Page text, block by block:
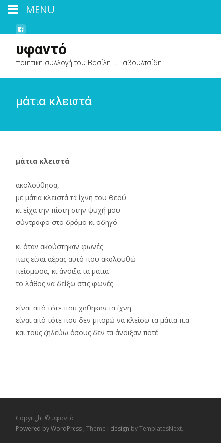
υφαντό
ποιητική συλλογή του Βασίλη Γ. Ταβουλτσίδη
μάτια κλειστά
μάτια κλειστά
ακολούθησα,
με μάτια κλειστά τα ίχνη του Θεού
κι είχα την πίστη στην ψυχή μου
σύντροφο στο δρόμο κι οδηγό
κι όταν ακούστηκαν φωνές
πως είναι αέρας αυτό που ακολουθώ
πείσμωσα, κι άνοιξα τα μάτια
το λάθος να δείξω στις φωνές
είναι από τότε που χάθηκαν τα ίχνη
είναι από τότε που δεν μπορώ να κλείσω τα μάτια πια
και τους ζηλεύω όσους δεν τα άνοιξαν ποτέ
Copyright © υφαντό
Powered by WordPress , Theme i-design by TemplatesNext.
MENU